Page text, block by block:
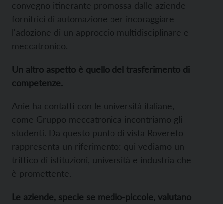
convegno itinerante promossa dalle aziende
fornitrici di automazione per incoraggiare
l'adozione di un approccio multidisciplinare e
meccatronico.
Un altro aspetto è quello del trasferimento di
competenze.
Anie ha contatti con le università italiane,
come Gruppo meccatronica incontriamo gli
studenti. Da questo punto di vista Rovereto
rappresenta un riferimento: qui vediamo un
trittico di istituzioni, università e industria che
è promettente.
Le aziende, specie se medio-piccole, valutano